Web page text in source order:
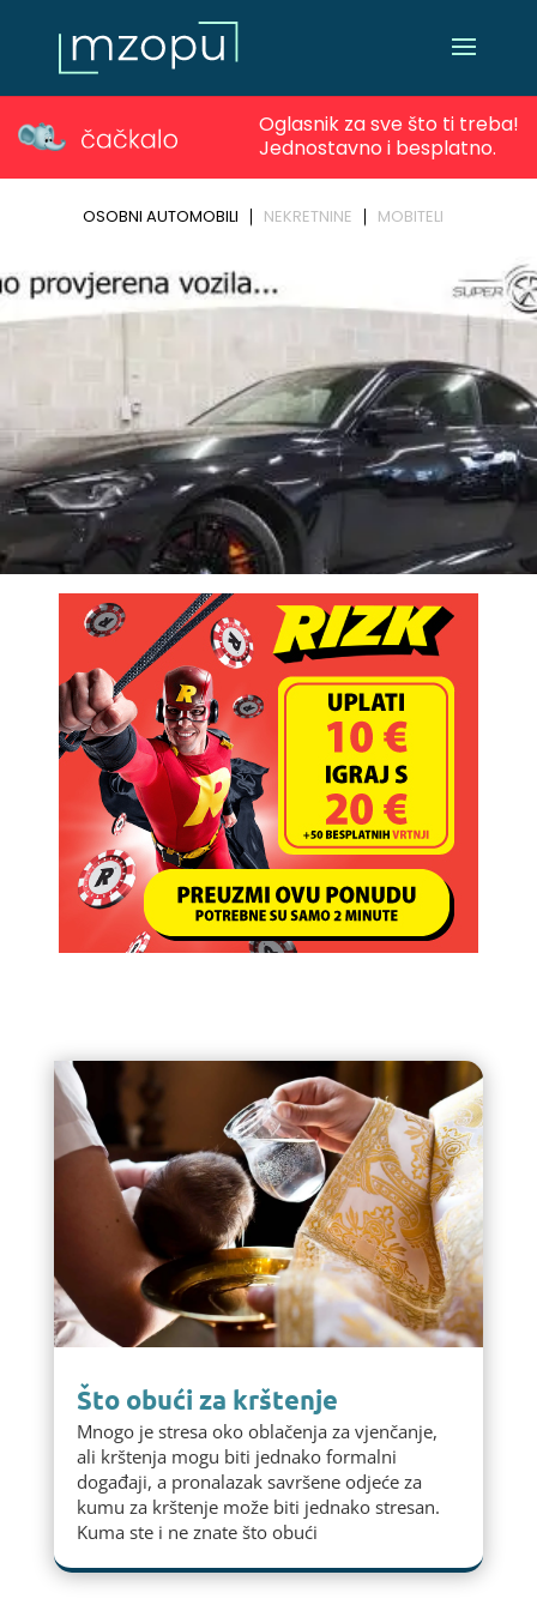
Što obući za krštenje
Mnogo je stresa oko oblačenja za vjenčanje,
ali krštenja mogu biti jednako formalni
događaji, a pronalazak savršene odjeće za
kumu za krštenje može biti jednako stresan.
Kuma ste i ne znate što obući